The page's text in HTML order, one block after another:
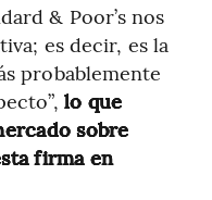
& Poor’s nos
es decir, es la
probablemente
lo que
sobre
firma en